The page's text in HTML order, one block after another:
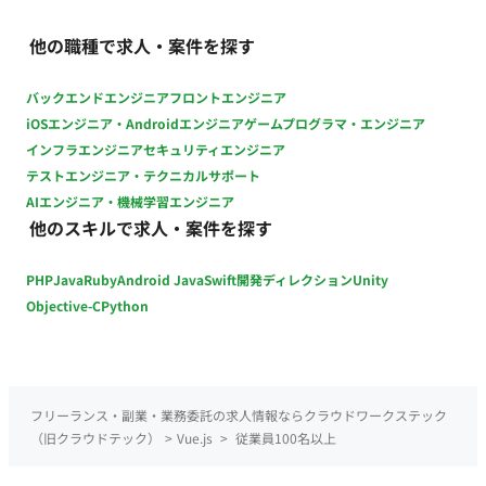
して頂く可能性も御座います。 ・体制は、大きく分けて
要件仕様チーム、開発チーム、QAチームに分かれており、 今回
とに開発～単体テストを御依頼します。 ■開発環境 [フロントエ
ンド] ・Vue.js、TypeScript [バックエンド] ・Ruby on rails [バ
ッチ処理] ・GO [APIサーバー] ・Java [DB] ・MySQL [インフラ]
AWS Service：DynamoDB / Aurora / Lambda ※新技術は積極
的に検証・採用して開発を進めます。 ■AIツール Devin claude
自社開発のAI ■チーム環境 チーム単位で協力して作業を進める
問すれば助けてもらえるような雰囲気で行っております。
他の職種で求人・案件を探す
バックエンドエンジニアフロントエンジニア
iOSエンジニア・Androidエンジニアゲームプログラマ・エンジニア
インフラエンジニアセキュリティエンジニア
テストエンジニア・テクニカルサポート
AIエンジニア・機械学習エンジニア
他のスキルで求人・案件を探す
PHPJavaRubyAndroid JavaSwift開発ディレクションUnity
Objective-CPython
フリーランス・副業・業務委託の求人情報ならクラウドワークステック
（旧クラウドテック）
> Vue.js > 従業員100名以上